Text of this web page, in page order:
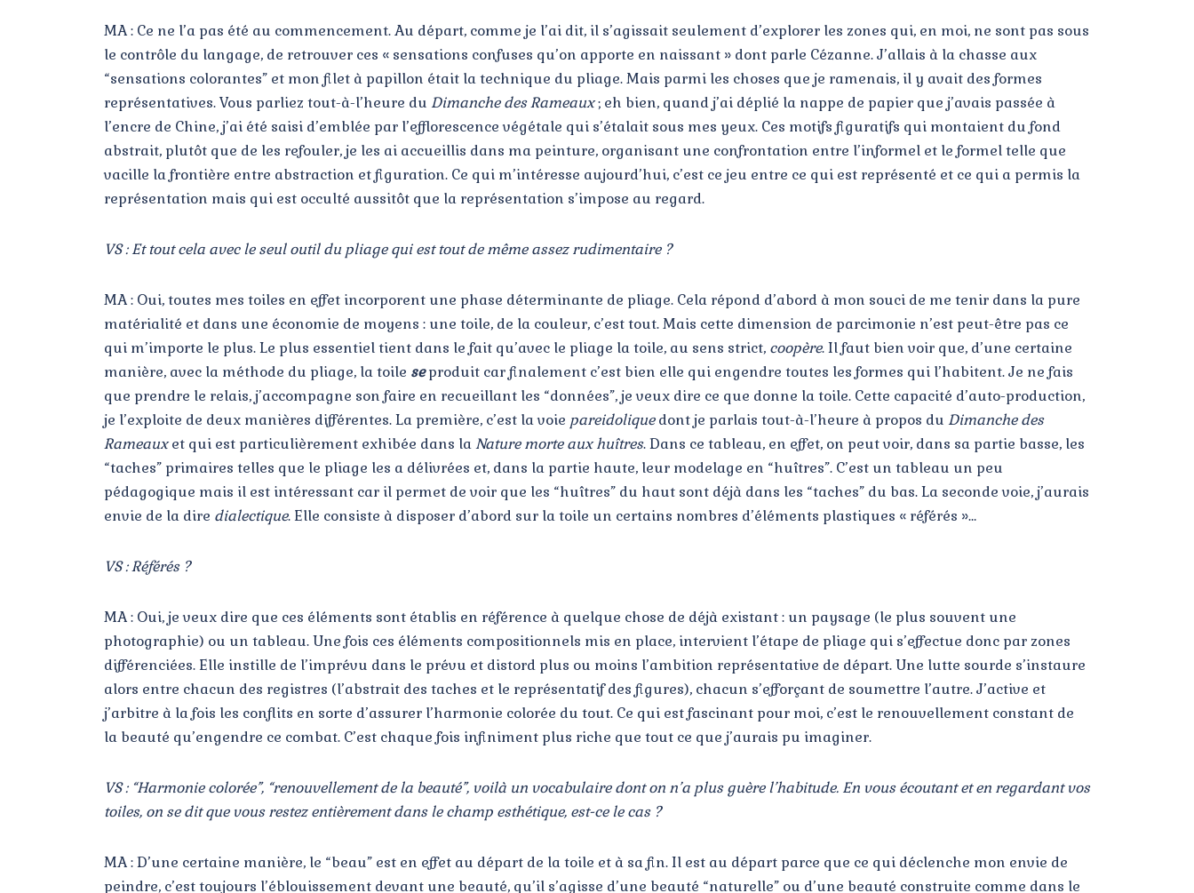
MA : Ce ne l’a pas été au commencement. Au départ, comme je l’ai dit, il s’agissait seulement d’explorer les zones qui, en moi, ne sont pas sous
le contrôle du langage, de retrouver ces « sensations confuses qu’on apporte en naissant » dont parle Cézanne. J’allais à la chasse aux
“sensations colorantes” et mon filet à papillon était la technique du pliage. Mais parmi les choses que je ramenais, il y avait des formes
représentatives. Vous parliez tout-à-l’heure du Dimanche des Rameaux; eh bien, quand j’ai déplié la nappe de papier que j’avais passée à
l’encre de Chine, j’ai été saisi d’emblée par l’efflorescence végétale qui s’étalait sous mes yeux. Ces motifs figuratifs qui montaient du fond
abstrait, plutôt que de les refouler, je les ai accueillis dans ma peinture, organisant une confrontation entre l’informel et le formel telle que
vacille la frontière entre abstraction et figuration. Ce qui m’intéresse aujourd’hui, c’est ce jeu entre ce qui est représenté et ce qui a permis la
représentation mais qui est occulté aussitôt que la représentation s’impose au regard.
VS : Et tout cela avec le seul outil du pliage qui est tout de même assez rudimentaire ?
MA : Oui, toutes mes toiles en effet incorporent une phase déterminante de pliage. Cela répond d’abord à mon souci de me tenir dans la pure
matérialité et dans une économie de moyens : une toile, de la couleur, c’est tout. Mais cette dimension de parcimonie n’est peut-être pas ce
qui m’importe le plus. Le plus essentiel tient dans le fait qu’avec le pliage la toile, au sens strict, coopère. Il faut bien voir que, d’une certaine
manière, avec la méthode du pliage, la toile seproduit car finalement c’est bien elle qui engendre toutes les formes qui l’habitent. Je ne fais
que prendre le relais, j’accompagne son faire en recueillant les “données”, je veux dire ce que donne la toile. Cette capacité d’auto-production,
je l’exploite de deux manières différentes. La première, c’est la voie pareidoliquedont je parlais tout-à-l’heure à propos du Dimanche des
Rameauxet qui est particulièrement exhibée dans laNature morte aux huîtres. Dans ce tableau, en effet, on peut voir, dans sa partie basse, les
“taches” primaires telles que le pliage les a délivrées et, dans la partie haute, leur modelage en “huîtres”. C’est un tableau un peu
pédagogique mais il est intéressant car il permet de voir que les “huîtres” du haut sont déjà dans les “taches” du bas. La seconde voie, j’aurais
envie de la dire dialectique. Elle consiste à disposer d’abord sur la toile un certains nombres d’éléments plastiques « référés »…
VS : Référés ?
MA : Oui, je veux dire que ces éléments sont établis en référence à quelque chose de déjà existant : un paysage (le plus souvent une
photographie) ou un tableau. Une fois ces éléments compositionnels mis en place, intervient l’étape de pliage qui s’effectue donc par zones
différenciées. Elle instille de l’imprévu dans le prévu et distord plus ou moins l’ambition représentative de départ. Une lutte sourde s’instaure
alors entre chacun des registres (l’abstrait des taches et le représentatif des figures), chacun s’efforçant de soumettre l’autre. J’active et
j’arbitre à la fois les conflits en sorte d’assurer l’harmonie colorée du tout. Ce qui est fascinant pour moi, c’est le renouvellement constant de
la beauté qu’engendre ce combat. C’est chaque fois infiniment plus riche que tout ce que j’aurais pu imaginer.
VS : “Harmonie colorée”, “renouvellement de la beauté”, voilà un vocabulaire dont on n’a plus guère l’habitude. En vous écoutant et en regardant vos
toiles, on se dit que vous restez entièrement dans le champ esthétique, est-ce le cas ?
MA : D’une certaine manière, le “beau” est en effet au départ de la toile et à sa fin. Il est au départ parce que ce qui déclenche mon envie de
peindre, c’est toujours l’éblouissement devant une beauté, qu’il s’agisse d’une beauté “naturelle” ou d’une beauté construite comme dans le